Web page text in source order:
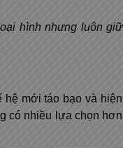
hình nhưng luôn giữ
hệ mới táo bạo và hiện
có nhiều lựa chọn hơn